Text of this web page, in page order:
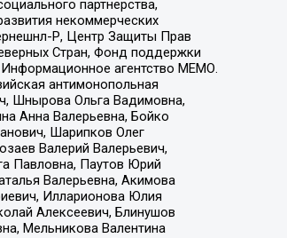
партнерства,
некоммерческих
Р, Центр Защиты Прав
Стран, Фонд поддержки
агентство МЕМО.
антимонопольная
Шнырова Ольга Вадимовна,
Анна Валерьевна, Бойко
Шарипков Олег
Валерий Валерьевич,
Павловна, Паутов Юрий
Валерьевна, Акимова
Илларионова Юлия
Алексеевич, Блинушов
Мельникова Валентина